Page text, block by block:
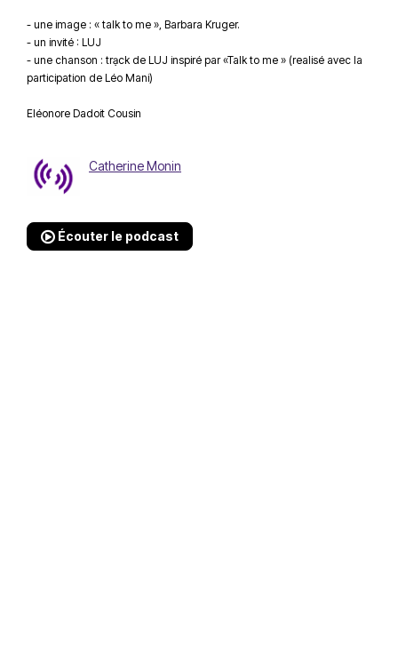
- une image : « talk to me », Barbara Kruger.
- un invité : LUJ
- une chanson : trạck de LUJ inspiré par «Talk to me » (realisé avec la
participation de Léo Mani)
Eléonore Dadoit Cousin
Catherine Monin
Écouter le podcast